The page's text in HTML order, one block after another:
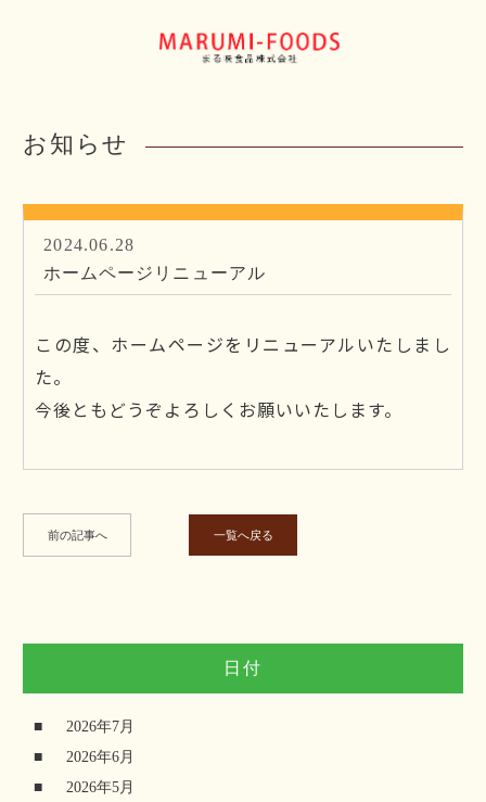
お知らせ
2024.06.28
ホームページリニューアル
この度、ホームページをリニューアルいたしまし
た。
今後ともどうぞよろしくお願いいたします。
前の記事へ 一覧へ戻る
日付
2026年7月
2026年6月
2026年5月